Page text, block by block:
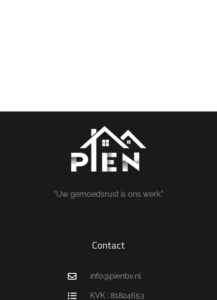
“Uw gemoedsrust is ons werk.”
Contact
info@pienbv.nl
KVK : 81824653